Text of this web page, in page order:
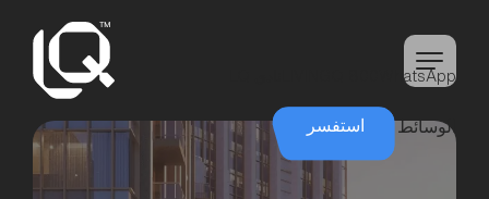
المحتوىWhatsApp
الوسائط استفسر